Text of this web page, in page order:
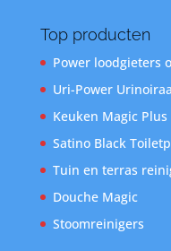
Top producten
Power loodgieters
Uri-Power
Keuken Magic Plus
Satino Black
Tuin en terras
Douche Magic
Stoomreinigers